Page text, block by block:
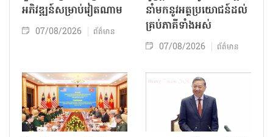
អភិវឌ្ឍន៍សម្រាប់វៀតណាម
07/08/2026 ព័ត៌មាន
នាំមកនូវអត្ថប្រយោជន៍ដល់
គ្រប់ភាគីទាំងអស់
07/08/2026 ព័ត៌មាន